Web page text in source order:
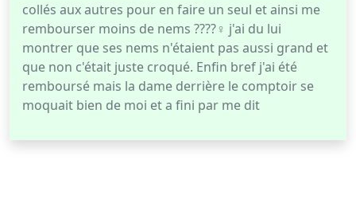
collés aux autres pour en faire un seul et ainsi me
rembourser moins de nems ????‍♀️ j'ai du lui
montrer que ses nems n'étaient pas aussi grand et
que non c'était juste croqué. Enfin bref j'ai été
remboursé mais la dame derrière le comptoir se
moquait bien de moi et a fini par me dit